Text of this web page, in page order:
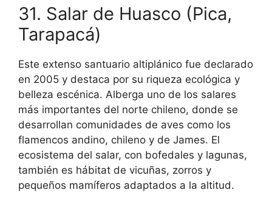
31. Salar de Huasco (Pica,
Tarapacá)
Este extenso santuario altiplánico fue declarado
en 2005 y destaca por su riqueza ecológica y
belleza escénica. Alberga uno de los salares
más importantes del norte chileno, donde se
desarrollan comunidades de aves como los
flamencos andino, chileno y de James. El
ecosistema del salar, con bofedales y lagunas,
también es hábitat de vicuñas, zorros y
pequeños mamíferos adaptados a la altitud.